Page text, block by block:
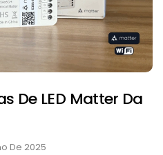
De LED Matter Da
De 2025